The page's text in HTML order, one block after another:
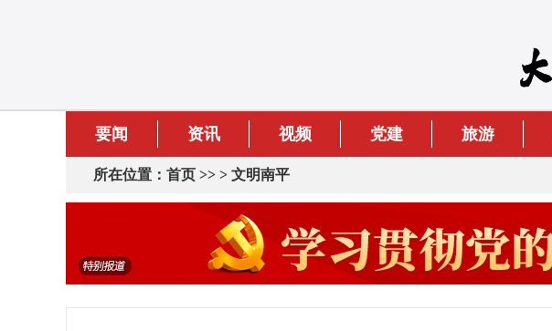
要闻 资讯 视频 党建 旅游
所在位置： 首页 >> > 文明南平